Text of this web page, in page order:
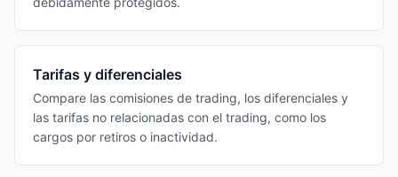
Tarifas y diferenciales
Compare las comisiones de trading, los diferenciales y
las tarifas no relacionadas con el trading, como los
cargos por retiros o inactividad.